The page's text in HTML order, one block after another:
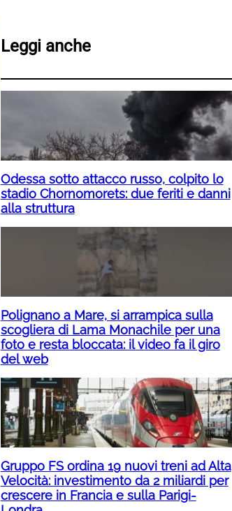
Leggi anche
Odessa sotto attacco russo, colpito lo
stadio Chornomorets: due feriti e danni
alla struttura
Polignano a Mare, si arrampica sulla
scogliera di Lama Monachile per una
foto e resta bloccata: il video fa il giro
del web
Gruppo FS ordina 19 nuovi treni ad Alta
Velocità: investimento da 2 miliardi per
crescere in Francia e sulla Parigi-